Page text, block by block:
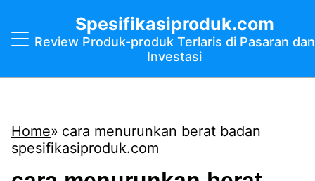
Spesifikasiproduk.com
Review Produk-produk Terlaris di Pasaran dan
Investasi
Home
cara menurunkan berat badan
spesifikasiproduk.com